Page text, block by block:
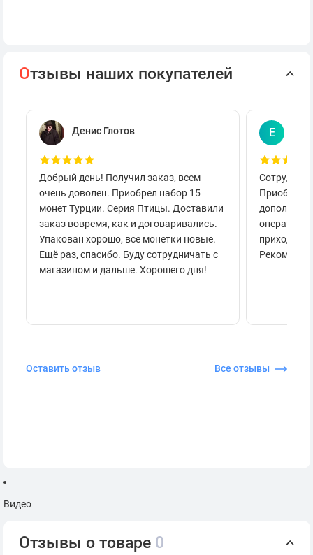
Отзывы наших покупателей
Денис Глотов
Добрый день! Получил заказ, всем
очень доволен. Приобрел набор 15
монет Турции. Серия Птицы. Доставили
заказ вовремя, как и договаривались.
Упакован хорошо, все монетки новые.
Ещё раз, спасибо. Буду сотрудничать с
магазином и дальше. Хорошего дня!
Е
приходило
Оставить отзыв Все отзывы
Видео
Отзывы о товаре 0